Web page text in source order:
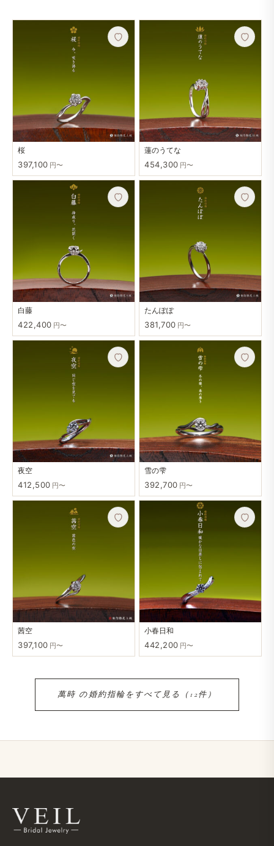
桜
397,100 円〜
蓮のうてな
454,300 円〜
白藤
422,400 円〜
たんぽぽ
381,700 円〜
夜空
412,500 円〜
雪の雫
392,700 円〜
茜空
397,100 円〜
小春日和
442,200 円〜
萬時 の​婚約指輪を​すべて​見る​（12件）